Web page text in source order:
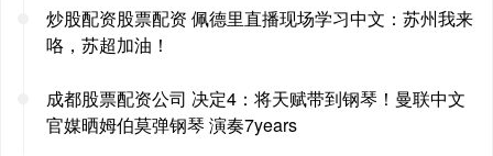
炒股配资股票配资 佩德里直播现场学习中文：苏州我来
咯，苏超加油！
成都股票配资公司 决定4：将天赋带到钢琴！曼联中文
官媒晒姆伯莫弹钢琴 演奏7years